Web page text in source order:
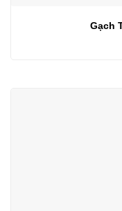
Gạch